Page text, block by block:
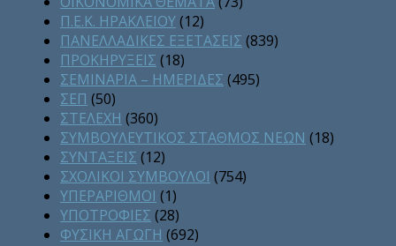
Π.Ε.Κ. ΗΡΑΚΛΕΙΟΥ(12)
ΠΑΝΕΛΛΑΔΙΚΕΣ ΕΞΕΤΑΣΕΙΣ (839)
ΠΡΟΚΗΡΥΞΕΙΣ (18)
ΣΕΜΙΝΑΡΙΑ – ΗΜΕΡΙΔΕΣ (495)
ΣΕΠ (50)
ΣΤΕΛΕΧΗ (360)
ΣΥΜΒΟΥΛΕΥΤΙΚΟΣ ΣΤΑΘΜΟΣ ΝΕΩΝ (18)
ΣΥΝΤΑΞΕΙΣ (12)
ΣΧΟΛΙΚΟΙ ΣΥΜΒΟΥΛΟΙ (754)
ΥΠΕΡΑΡΙΘΜΟΙ (1)
ΥΠΟΤΡΟΦΙΕΣ (28)
ΦΥΣΙΚΗ ΑΓΩΓΗ (692)